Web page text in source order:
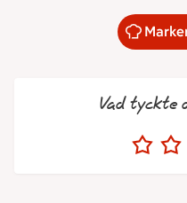
Vad tyckte